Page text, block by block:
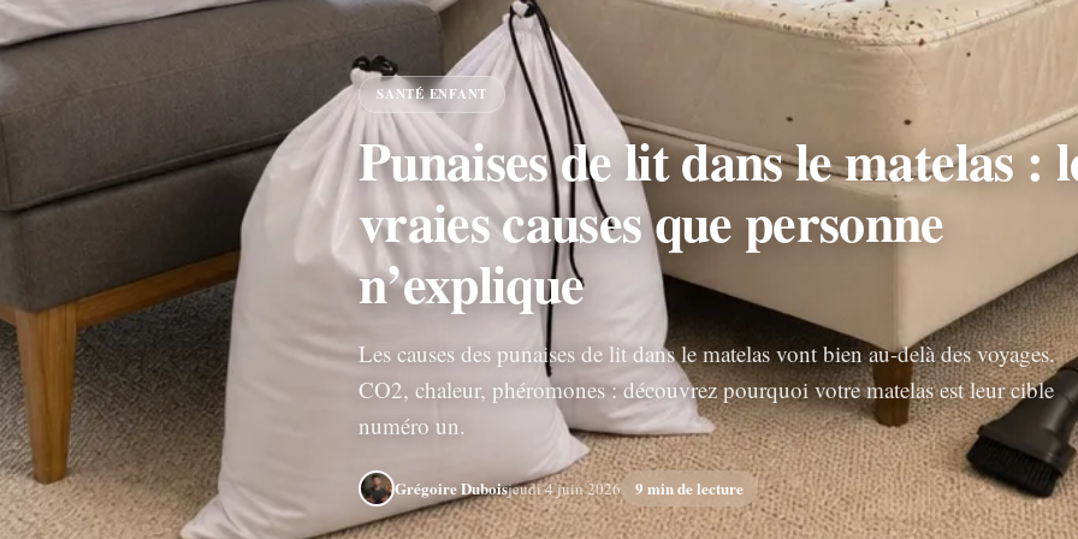
SANTÉ ENFANT
Punaises de lit dans le matelas :
vraies causes que personne
n’explique
Les causes des punaises de lit dans le matelas vont bien au-delà des voyages.
CO2, chaleur, phéromones : découvrez pourquoi votre matelas est leur cible
numéro un.
Grégoire Duboisjeudi 4 juin 2026 9 min de lecture